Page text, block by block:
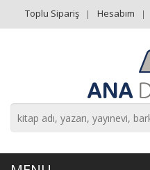
Toplu Sipariş Hesabım